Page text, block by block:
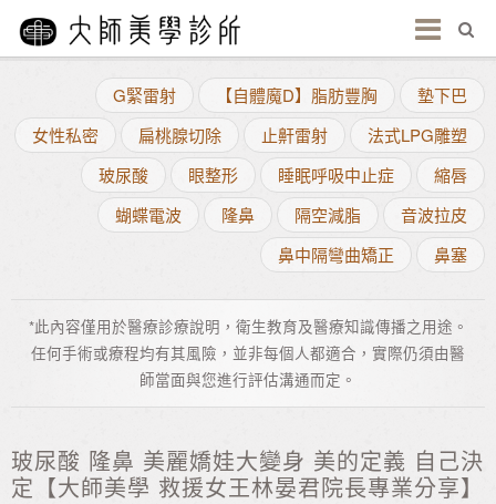
G緊雷射 【自體魔D】脂肪豐胸
墊下巴
女性私密
扁桃腺切除 止鼾雷射
法式LPG雕塑
玻尿酸
眼整形 睡眠呼吸中止症
縮唇
蝴蝶電波
隆鼻 隔空減脂
音波拉皮
鼻中隔彎曲矯正
鼻塞
*此內容僅用於醫療診療說明，衛生教育及醫療知識傳播之用途。
任何手術或療程均有其風險，並非每個人都適合，實際仍須由醫
師當面與您進行評估溝通而定。
玻尿酸 隆鼻 美麗嬌娃大變身 美的定義 自己決
定【大師美學 救援女王林晏君院長專業分享】